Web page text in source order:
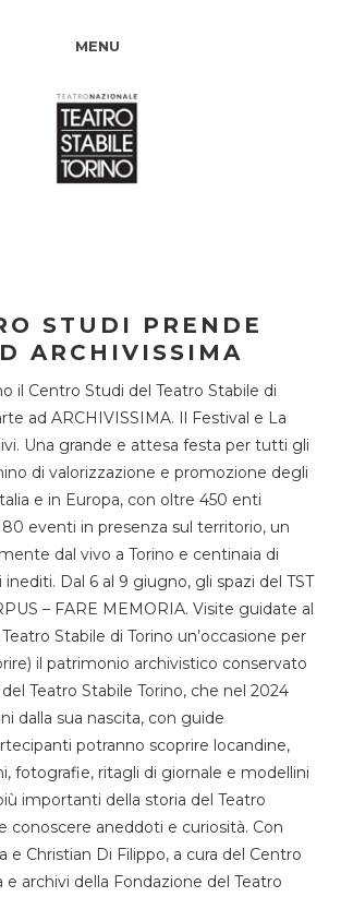
MENU
STUDI PRENDE
ARCHIVISSIMA
il Centro Studi del Teatro Stabile di
ad ARCHIVISSIMA. Il Festival e La
Una grande e attesa festa per tutti gli
di valorizzazione e promozione degli
e in Europa, con oltre 450 enti
eventi in presenza sul territorio, un
dal vivo a Torino e centinaia di
Dal 6 al 9 giugno, gli spazi del TST
– FARE MEMORIA. Visite guidate al
Stabile di Torino un’occasione per
il patrimonio archivistico conservato
Teatro Stabile Torino, che nel 2024
dalla sua nascita, con guide
potranno scoprire locandine,
fotografie, ritagli di giornale e modellini
importanti della storia del Teatro
conoscere aneddoti e curiosità. Con
e Christian Di Filippo, a cura del Centro
e archivi della Fondazione del Teatro